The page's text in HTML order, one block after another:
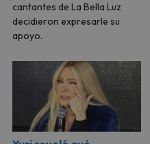
cantantes de La Bella Luz
decidieron expresarle su
apoyo.